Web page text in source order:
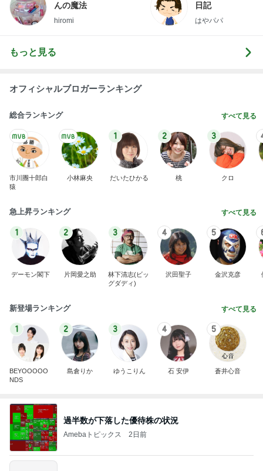
んの魔法
hiromi
日記
はやパパ
もっと見る
オフィシャルブロガーランキング
総合ランキング すべて見る
市川團十郎白
猿
小林麻央
1
だいたひかる
2
桃
3
クロ
急上昇ランキング すべて見る
1
デーモン閣下
2
片岡愛之助
3
林下清志(ビッ
グダディ)
4
沢田聖子
5
金沢克彦
新登場ランキング すべて見る
1
BEYOOOOO
NDS
2
島倉りか
3
ゆうこりん
4
石 安伊
5
蒼井心音
過半数が下落した優待株の状況
Amebaトピックス 2日前